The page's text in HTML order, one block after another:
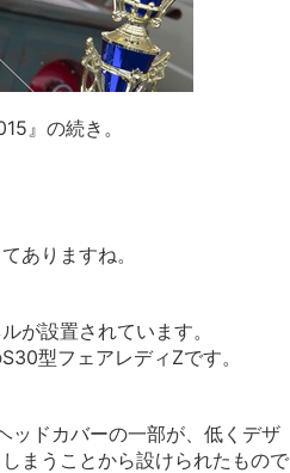
』の続き。
ありますね。
が設置されています。
型フェアレディZです。
ッドカバーの一部が、低くデザ
まうことから設けられたもので